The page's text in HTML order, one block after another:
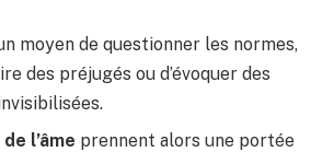
moyen de questionner les normes,
des préjugés ou d’évoquer des
l’âme prennent alors une portée